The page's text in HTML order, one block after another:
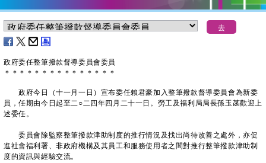
政府委任整筆撥款督導委員會委員
＊ ＊ ＊ ＊ ＊ ＊ ＊ ＊ ＊ ＊ ＊ ＊ ＊ ＊ ＊
政府今日（十一月一日）宣布委任賴君豪加入整筆撥款督導委員會為新委
員，任期由今日起至二○二四年四月二十一日。勞工及福利局局長孫玉菡歡迎上
述委任。
委員會除監察整筆撥款津助制度的推行情況及找出尚待改善之處外，亦促
進社會福利署、非政府機構及其員工和服務使用者之間對推行整筆撥款津助制
度的資訊與經驗交流。